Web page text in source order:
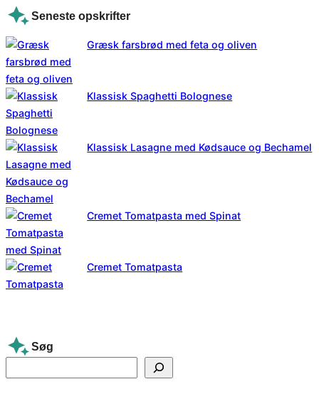
Seneste opskrifter
Græsk farsbrød med feta og oliven
Klassisk Spaghetti Bolognese
Klassisk Lasagne med Kødsauce og Bechamel
Cremet Tomatpasta med Spinat
Cremet Tomatpasta
Søg
e